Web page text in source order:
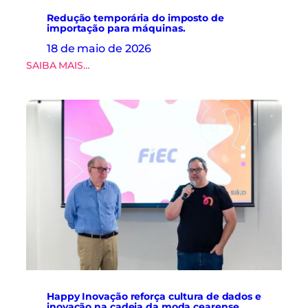
e
a
i
z
i
t
a
t
é
c
i
a
á
Redução temporária do imposto de
importação para máquinas.
18 de maio de 2026
SAIBA MAIS…:
d
ã
o
t
e
m
p
r
i
d
Happy Inovação reforça cultura de dados e